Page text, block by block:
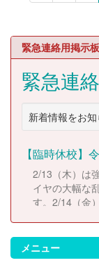
緊急連絡用掲示板
緊急連
新着情報をお知
【臨時休校】
2/13（木）は
イヤの大幅な
す。2/14（金
2/18（火）考査
メニュー